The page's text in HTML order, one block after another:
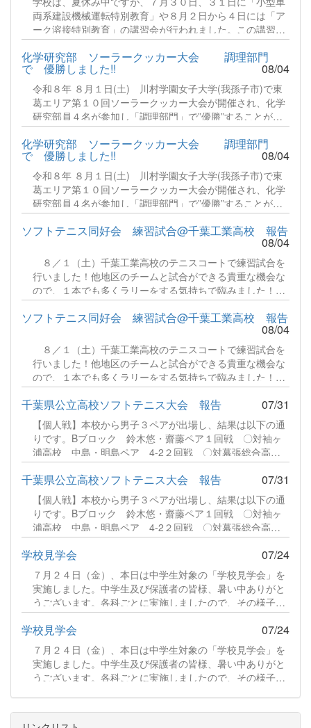
きをみる
両系建設機械運転特別教育」や８月２日から４日には「ア
ーク溶接特別教育」の講習会が行われました。この講習
は、仕事として従事する場合、法令に基づき義務づけられ
ている特別教育です。猛暑のなか、多くの生徒さんが頑張
っていましたので、実技講習の様子のみお伝えします。続
きをみる
化学研究部 ソーラークッカー大会 調理部門
で 優勝しました!! 08/04
令和８年 ８月１日(土) 川村学園女子大学(我孫子市)で東
葛エリア第１０回ソーラークッカー大会が開催され、化学
研究部員４名が参加し「調理部門」で”優勝”することがで
きました！毎年８月に開催され今回で第１０回の節目を迎
えた記念大会となりました。参加者は野田市、松戸市、流
山市、柏市の市民団体、中学校、高等学校が出場します。
部門は「湯沸かし」「炊飯」「調理」の３部門に分かれ、
今年は湯沸かし部門に２２チーム、炊飯部門に５チーム、
調理部門に５チーム総勢３２チームが集う盛大な大会にな
りました。続きをみる
化学研究部 ソーラークッカー大会 調理部門
で 優勝しました!! 08/04
令和８年 ８月１日(土) 川村学園女子大学(我孫子市)で東
葛エリア第１０回ソーラークッカー大会が開催され、化学
研究部員４名が参加し「調理部門」で”優勝”することがで
きました！毎年８月に開催され今回で第１０回の節目を迎
えた記念大会となりました。参加者は野田市、松戸市、流
山市、柏市の市民団体、中学校、高等学校が出場します。
部門は「湯沸かし」「炊飯」「調理」の３部門に分かれ、
今年は湯沸かし部門に２２チーム、炊飯部門に５チーム、
調理部門に５チーム総勢３２チームが集う盛大な大会にな
りました。続きをみる
ソフトテニス同好会 練習試合@千葉工業高校 報告
08/04
８／１（土）千葉工業高校のテニスコートで練習試合を
行いました！他地区のチームと試合ができる貴重な機会な
ので、１本でも多くラリーをする気持ちで臨みました！続
きをみる
ソフトテニス同好会 練習試合@千葉工業高校 報告
08/04
８／１（土）千葉工業高校のテニスコートで練習試合を
行いました！他地区のチームと試合ができる貴重な機会な
ので、１本でも多くラリーをする気持ちで臨みました！続
きをみる
千葉県公立高校ソフトテニス大会 報告 07/31
【個人戦】本校から男子３ペアが出場し、結果は以下の通
りです。Bブロック 鈴木悠・齋藤ペア１回戦 〇対袖ヶ
浦高校 中島・明島ペア 4-2２回戦 〇対幕張総合高
校 宮野・古川ペア 4-0３回戦 〇対県立千葉高校 沼
田・鯉渕ペア 4-0４回戦 〇対袖ヶ浦高校 中山・鈴木
ペア 4-2（準決勝）５回戦 ●対千葉商業高校 佐藤・横
山ペア 1-4（決勝）続きをみる
千葉県公立高校ソフトテニス大会 報告 07/31
【個人戦】本校から男子３ペアが出場し、結果は以下の通
りです。Bブロック 鈴木悠・齋藤ペア１回戦 〇対袖ヶ
浦高校 中島・明島ペア 4-2２回戦 〇対幕張総合高
校 宮野・古川ペア 4-0３回戦 〇対県立千葉高校 沼
田・鯉渕ペア 4-0４回戦 〇対袖ヶ浦高校 中山・鈴木
ペア 4-2（準決勝）５回戦 ●対千葉商業高校 佐藤・横
山ペア 1-4（決勝）続きをみる
学校見学会 07/24
７月２４日（金）、本日は中学生対象の「学校見学会」を
実施しました。中学生及び保護者の皆様、暑い中ありがと
うございます。各科ごとに実施しましたので、その様子を
ご紹介します。食品科学科 説明続きをみる
学校見学会 07/24
７月２４日（金）、本日は中学生対象の「学校見学会」を
実施しました。中学生及び保護者の皆様、暑い中ありがと
うございます。各科ごとに実施しましたので、その様子を